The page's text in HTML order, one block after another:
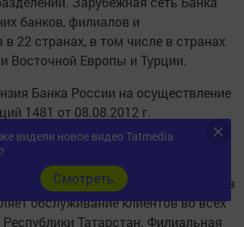
банков, филиалов и
в 22 странах, в том числе в странах
Восточной Европы и Турции.
Банка России на осуществление
1481 от 08.08.2012 г.
Банка -www.sberbank.ru.
Сбербанка России
отделений Сбербанка России в
обслуживание клиентов во всех
Татарстан. Филиальная
видели новое видео Tatmedia
Cмотреть